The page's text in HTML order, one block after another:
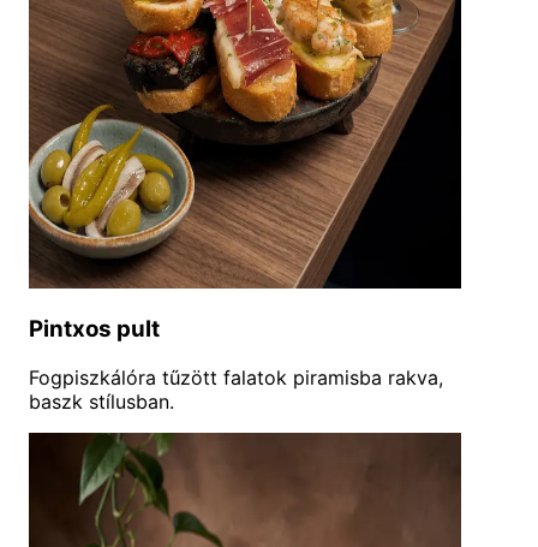
Pintxos pult
Fogpiszkálóra tűzött falatok piramisba rakva,
baszk stílusban.